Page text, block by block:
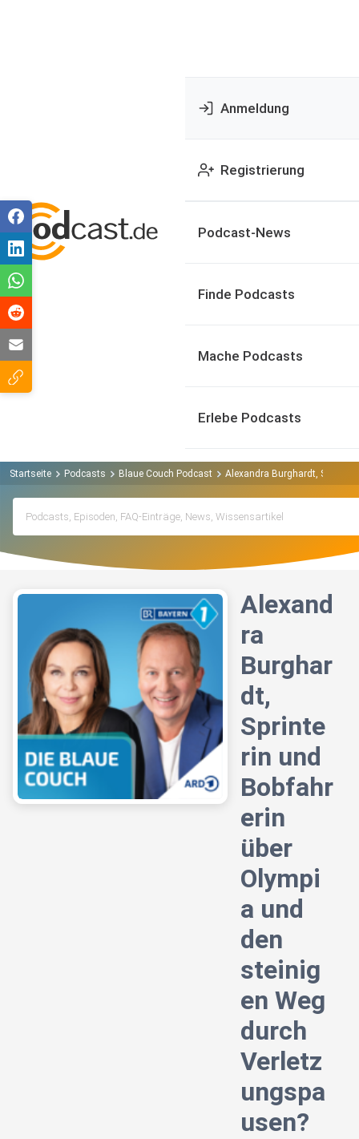
Anmeldung
Registrierung
Podcast-News
Finde Podcasts
Mache Podcasts
Erlebe Podcasts
Startseite Podcasts Blaue Couch Podcast Alexandra Burghardt,
Alexand
ra
Burghar
dt,
Sprinte
rin und
Bobfahr
erin
über
Olympi
a und
den
steinig
en Weg
durch
Verletz
ungspa
usen?